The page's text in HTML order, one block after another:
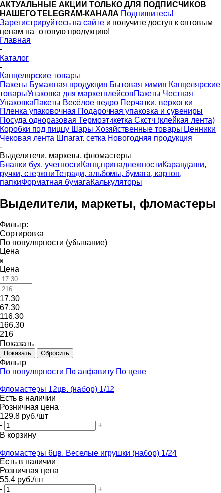
АКТУАЛЬНЫЕ АКЦИИ ТОЛЬКО ДЛЯ ПОДПИСЧИКОВ
НАШЕГО TELEGRAM-КАНАЛА Подпишитесь!
Зарегистрируйтесь на сайте и получите доступ к оптовым
ценам на готовую продукцию!
Главная
-
Каталог
-
Канцелярские товары
Пакеты Бумажная продукция Бытовая химия Канцелярские
товарыУпаковка для маркетплейсовПакеты Честная
УпаковкаПакеты Весёлое ведро Перчатки, верхонки
Пленка упаковочная Подарочная упаковка и сувениры
Посуда одноразовая Термоэтикетка Скотч (клейкая лента)
Коробки под пиццу Шары Хозяйственные товары Ценники
Чековая лента Шпагат, сетка Новогодняя продукция
-
Выделители, маркеты, фломастеры
Бланки бух. учетностиКанц.принадлежностиКарандаши,
ручки, стержниТетради, альбомы, бумага, картон,
папкиФорматная бумагаКалькуляторы
Выделители, маркеты, фломастеры
Фильтр:
Сортировка
По популярности (убывание)
Цена
Цена
17.30
67.30
116.30
166.30
216
Показать
Сбросить
Фильтр
По популярности По алфавиту По цене
Фломастеры 12цв. (набор) 1/12
Есть в наличии
Розничная цена
129.8 руб./шт
-
+
В корзину
Фломастеры 6цв. Веселые игрушки (набор) 1/24
Есть в наличии
Розничная цена
55.4 руб./шт
-
+